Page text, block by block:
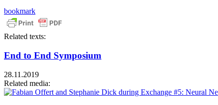
bookmark
Related texts:
End to End Symposium
28.11.2019
Related media: